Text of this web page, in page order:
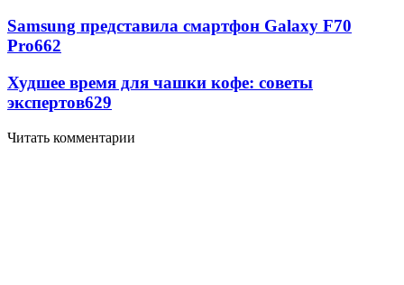
Samsung представила смартфон Galaxy F70
Pro662
Худшее время для чашки кофе: советы
экспертов629
Читать комментарии